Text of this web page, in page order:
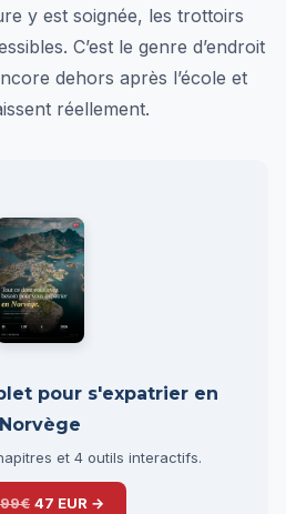
y est soignée, les trottoirs
C’est le genre d’endroit
dehors après l’école et
réellement.
pour s'expatrier en
Norvège
et 4 outils interactifs.
47 EUR →